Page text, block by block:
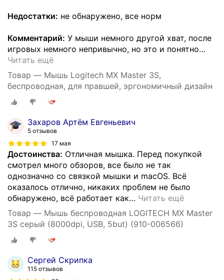
Недостатки: не обнаружено, все норм
Комментарий: У мыши немного другой хват, после
игровых немного непривычно, но это и понятно…
Читать ещё
Товар — Мышь Logitech MX Master 3S,
беспроводная, для правшей, эргономичный дизайн
Захаров Артём Евгеньевич
5 отзывов
17 мая
Достоинства: Отличная мышка. Перед покупкой
смотрел много обзоров, все было не так
однозначно со связкой мышки и macOS. Всё
оказалось отлично, никаких проблем не было
обнаружено, всё работает как… Читать ещё
Товар — Мышь беспроводная LOGITECH MX Master
3S серый (8000dpi, USB, 5but) (910-006566)
Сергей Скрипка
115 отзывов